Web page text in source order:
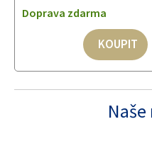
Doprava zdarma
KOUPIT